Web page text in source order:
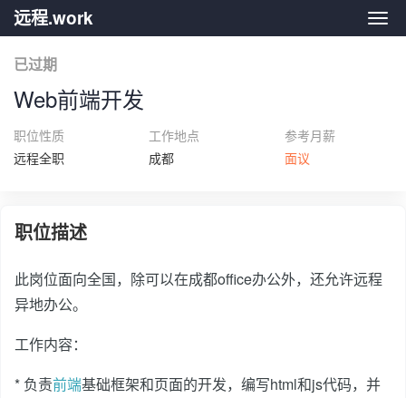
远
远程.work
已过期
Web前端开发
职位性质
远程全职
工作地点
成都
参考月薪
面议
职位描述
此岗位面向全国，除可以在成都office办公外，还允许远程
异地办公。
工作内容：
* 负责前端基础框架和页面的开发，编写html和js代码，并